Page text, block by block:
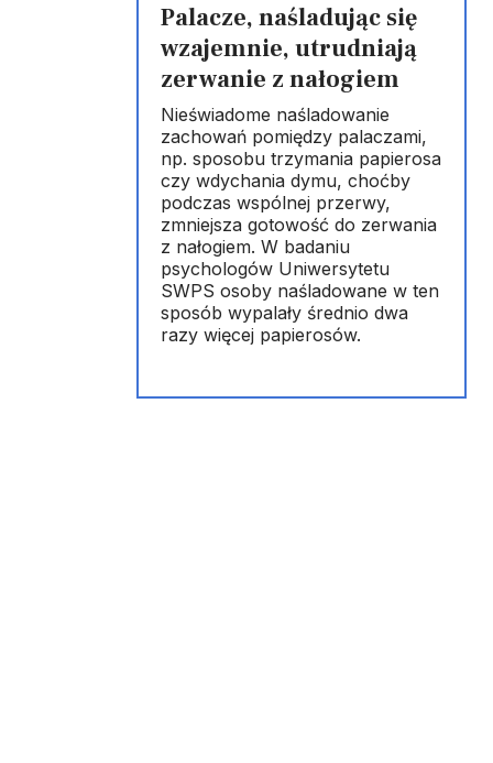
Palacze, naśladując się
wzajemnie, utrudniają
zerwanie z nałogiem
Nieświadome naśladowanie
zachowań pomiędzy palaczami,
np. sposobu trzymania papierosa
czy wdychania dymu, choćby
podczas wspólnej przerwy,
zmniejsza gotowość do zerwania
z nałogiem. W badaniu
psychologów Uniwersytetu
SWPS osoby naśladowane w ten
sposób wypalały średnio dwa
razy więcej papierosów.